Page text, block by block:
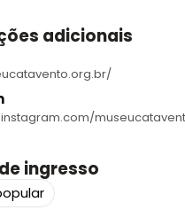
adicionais
ingresso